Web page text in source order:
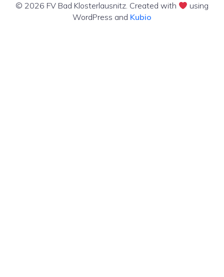
© 2026 FV Bad Klosterlausnitz. Created with
using
WordPress and Kubio